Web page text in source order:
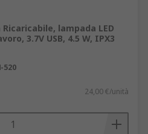
lampada LED
3.7V USB, 4.5 W, IPX3
520
24,00 €/unità